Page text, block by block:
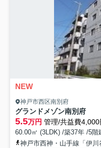
NEW
神戸市西区南別府
グランドメゾン南別府
5.5万円 管理/共益費4,000
60.00㎡ (3LDK) /築37年 /5階
神戸市西神・山手線「伊川谷